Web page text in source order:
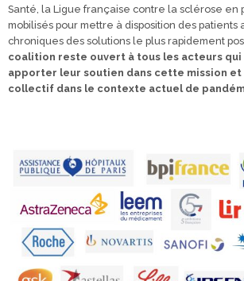
Santé, la Ligue française contre la sclérose en
mobilisés pour mettre à disposition des patients
chroniques des solutions le plus rapidement
coalition reste ouvert à tous les acteurs
apporter leur soutien dans cette mission et
collectif dans le contexte actuel de